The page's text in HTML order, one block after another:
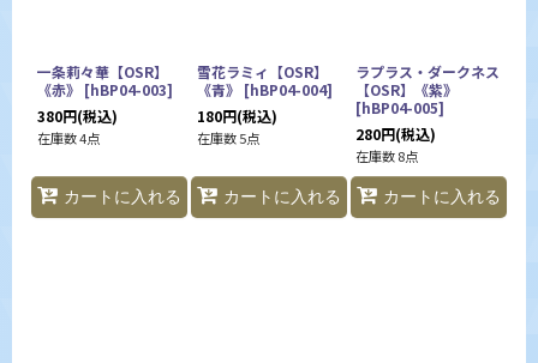
一条莉々華【OSR】
《赤》 [hBP04-003]
380円(税込)
在庫数 4点
カートに入れる
雪花ラミィ【OSR】
《青》 [hBP04-004]
180円(税込)
在庫数 5点
カートに入れる
ラプラス・ダークネス
【OSR】《紫》
[hBP04-005]
280円(税込)
在庫数 8点
カートに入れる